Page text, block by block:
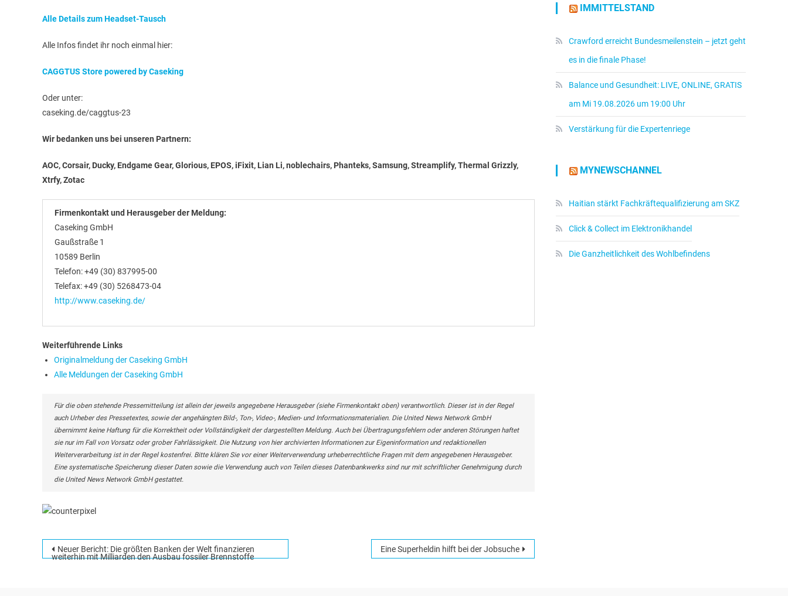
Alle Details zum Headset-Tausch
Alle Infos findet ihr noch einmal hier:
CAGGTUS Store powered by Caseking
Oder unter:
caseking.de/caggtus-23
Wir bedanken uns bei unseren Partnern:
AOC, Corsair, Ducky, Endgame Gear, Glorious, EPOS, iFixit, Lian Li, noblechairs, Phanteks, Samsung, Streamplify, Thermal Grizzly,
Xtrfy, Zotac
Firmenkontakt und Herausgeber der Meldung:
Caseking GmbH
Gaußstraße 1
10589 Berlin
Telefon: +49 (30) 837995-00
Telefax: +49 (30) 5268473-04
http://www.caseking.de/
Weiterführende Links
Originalmeldung der Caseking GmbH
Alle Meldungen der Caseking GmbH
Für die oben stehende Pressemitteilung ist allein der jeweils angegebene Herausgeber (siehe Firmenkontakt oben) verantwortlich. Dieser ist in der Regel
auch Urheber des Pressetextes, sowie der angehängten Bild-, Ton-, Video-, Medien- und Informationsmaterialien. Die United News Network GmbH
übernimmt keine Haftung für die Korrektheit oder Vollständigkeit der dargestellten Meldung. Auch bei Übertragungsfehlern oder anderen Störungen haftet
sie nur im Fall von Vorsatz oder grober Fahrlässigkeit. Die Nutzung von hier archivierten Informationen zur Eigeninformation und redaktionellen
Weiterverarbeitung ist in der Regel kostenfrei. Bitte klären Sie vor einer Weiterverwendung urheberrechtliche Fragen mit dem angegebenen Herausgeber.
Eine systematische Speicherung dieser Daten sowie die Verwendung auch von Teilen dieses Datenbankwerks sind nur mit schriftlicher Genehmigung durch
die United News Network GmbH gestattet.
Beitragsnavigation
Neuer Bericht: Die größten Banken der Welt finanzieren
weiterhin mit Milliarden den Ausbau fossiler Brennstoffe
Eine Superheldin hilft bei der Jobsuche
IMMITTELSTAND
Crawford erreicht Bundesmeilenstein – jetzt geht
es in die finale Phase!
Balance und Gesundheit: LIVE, ONLINE, GRATIS
am Mi 19.08.2026 um 19:00 Uhr
Verstärkung für die Expertenriege
MYNEWSCHANNEL
Haitian stärkt Fachkräftequalifizierung am SKZ
Click & Collect im Elektronikhandel
Die Ganzheitlichkeit des Wohlbefindens